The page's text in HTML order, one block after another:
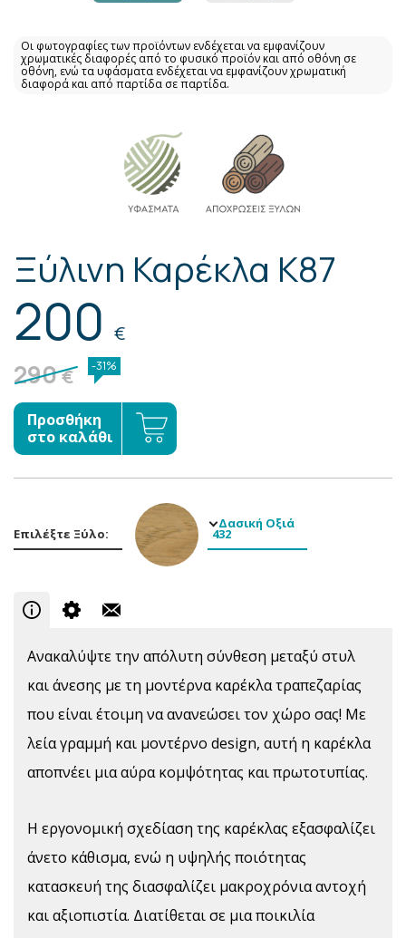
Οι φωτογραφίες των προϊόντων ενδέχεται να εμφανίζουν
χρωματικές διαφορές από το φυσικό προϊόν και από οθόνη σε
οθόνη, ενώ τα υφάσματα ενδέχεται να εμφανίζουν χρωματική
διαφορά και από παρτίδα σε παρτίδα.
Ξύλινη Καρέκλα Κ87
200 €
290€ -31%
Προσθήκη
στο καλάθι
Επιλέξτε Ξύλο:
Δασική Οξιά
432
Ανακαλύψτε την απόλυτη σύνθεση μεταξύ στυλ
και άνεσης με τη μοντέρνα καρέκλα τραπεζαρίας
που είναι έτοιμη να ανανεώσει τον χώρο σας! Με
λεία γραμμή και μοντέρνο design, αυτή η καρέκλα
αποπνέει μια αύρα κομψότητας και πρωτοτυπίας.
Η εργονομική σχεδίαση της καρέκλας εξασφαλίζει
άνετο κάθισμα, ενώ η υψηλής ποιότητας
κατασκευή της διασφαλίζει μακροχρόνια αντοχή
και αξιοπιστία. Διατίθεται σε μια ποικιλία